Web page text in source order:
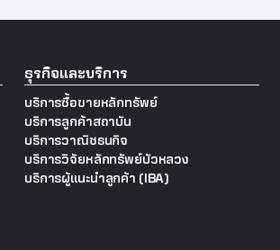
ธุรกิจและบริการ
บริการซื้อขายหลักทรัพย์
บริการลูกค้าสถาบัน
บริการวาณิชธนกิจ
บริการวิจัยหลักทรัพย์บัวหลวง
บริการผู้แนะนำลูกค้า (IBA)